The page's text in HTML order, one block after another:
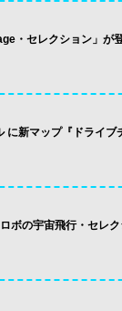
・セレクション」が
に新マップ『ドライ
ボの宇宙飛行・セレ